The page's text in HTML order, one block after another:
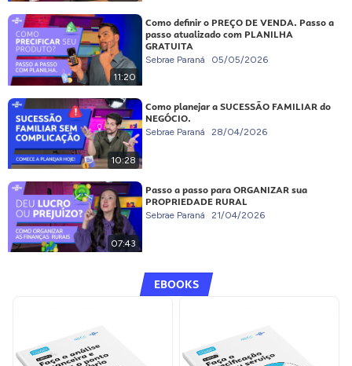
11:20
Como definir o PREÇO DE VENDA. Passo a
passo atualizado com PLANILHA
GRATUITA
Sebrae Paraná 05/05/2026
10:28
Como planejar a SUCESSÃO FAMILIAR do
NEGÓCIO.
Sebrae Paraná 28/04/2026
07:43
Passo a passo para ORGANIZAR sua
PROPRIEDADE RURAL
Sebrae Paraná 21/04/2026
EBOOKS